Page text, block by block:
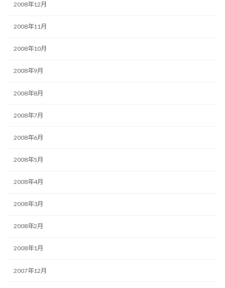
2008年12月
2008年11月
2008年10月
2008年9月
2008年8月
2008年7月
2008年6月
2008年5月
2008年4月
2008年3月
2008年2月
2008年1月
2007年12月